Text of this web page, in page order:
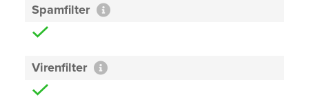
Spamfilter
Virenfilter